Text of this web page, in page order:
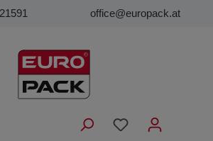
office@europack.at